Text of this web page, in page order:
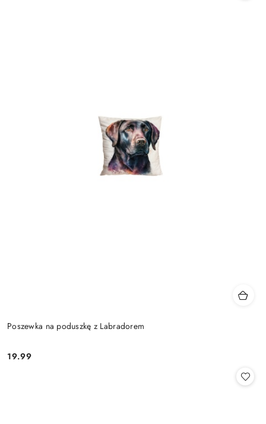
Poszewka na poduszkę z Labradorem
Cena:
19.99